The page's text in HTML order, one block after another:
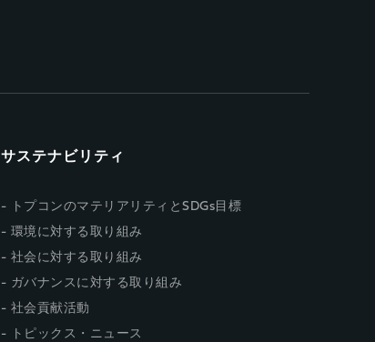
サステナビリティ
トプコンのマテリアリティとSDGs目標
環境に対する取り組み
社会に対する取り組み
ガバナンスに対する取り組み
社会貢献活動
トピックス・ニュース